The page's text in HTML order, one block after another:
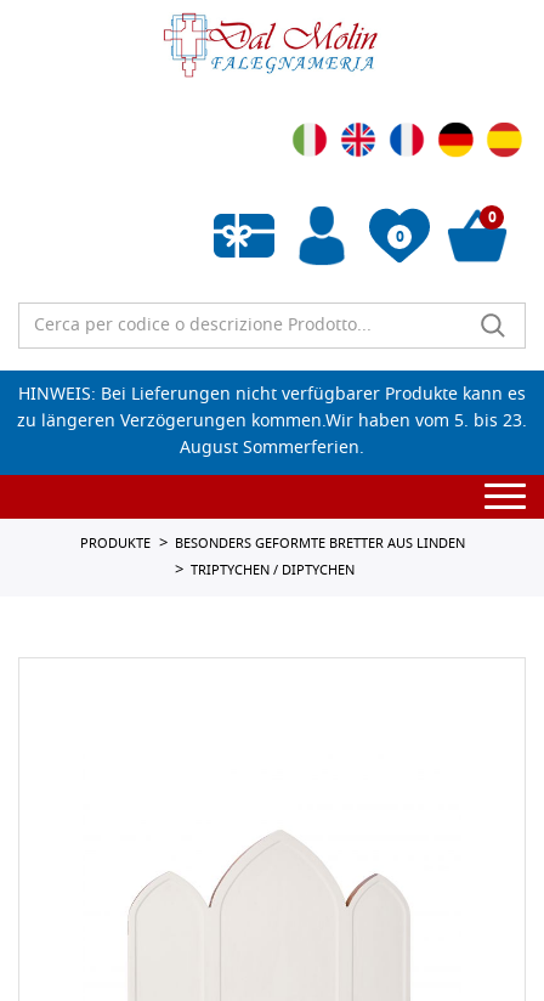
0
Wunschliste leeren
0
HINWEIS: Bei Lieferungen nicht verfügbarer Produkte kann es
zu längeren Verzögerungen kommen.Wir haben vom 5. bis 23.
August Sommerferien.
PRODUKTE
BESONDERS GEFORMTE BRETTER AUS LINDEN
TRIPTYCHEN / DIPTYCHEN